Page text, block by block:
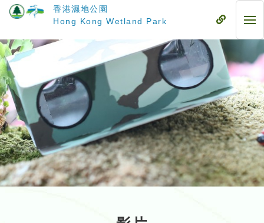
要
內
容
香港濕地公園
Hong Kong Wetland Park
流
式
目
錄
流
動
目
錄